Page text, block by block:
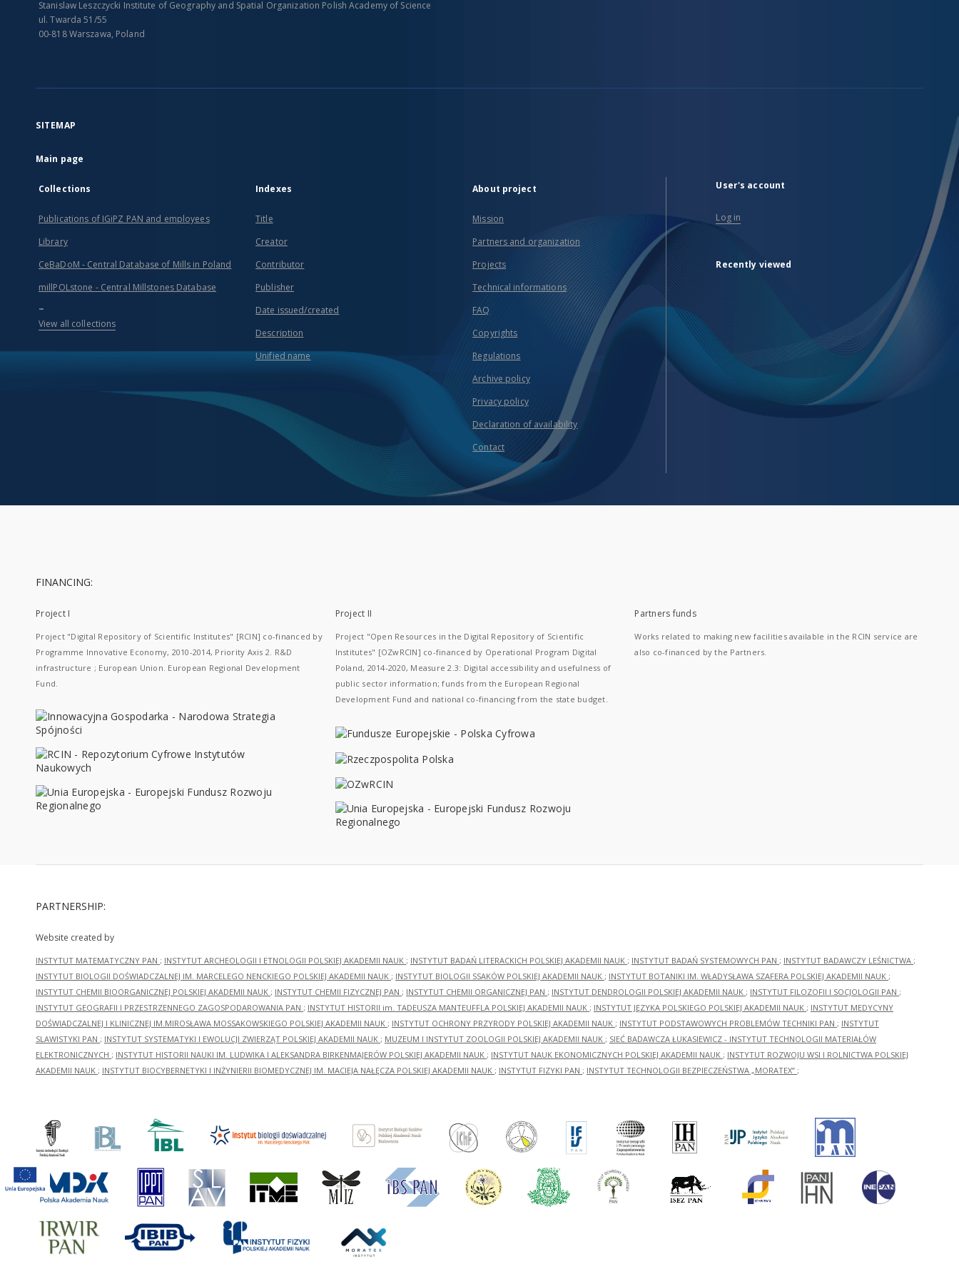
Stanislaw Leszczycki Institute of Geography and Spatial Organization Polish Academy of Science
ul. Twarda 51/55
00-818 Warszawa, Poland
SITEMAP
Main page
Collections
Publications of IGiPZ PAN and employees
Library
CeBaDoM - Central Database of Mills in Poland
millPOLstone - Central Millstones Database
...
View all collections
Indexes
Title
Creator
Contributor
Publisher
Date issued/created
Description
Unified name
About project
Mission
Partners and organization
Projects
Technical informations
FAQ
Copyrights
Regulations
Archive policy
Privacy policy
Declaration of availability
Contact
User's account
Log in
Recently viewed
FINANCING:
Project I
Project "Digital Repository of Scientific Institutes" [RCIN] co-financed by
Programme Innovative Economy, 2010-2014, Priority Axis 2. R&D
infrastructure ; European Union. European Regional Development
Fund.
Project II
Project "Open Resources in the Digital Repository of Scientific
Institutes" [OZwRCIN] co-financed by Operational Program Digital
Poland, 2014-2020, Measure 2.3: Digital accessibility and usefulness of
public sector information; funds from the European Regional
Development Fund and national co-financing from the state budget.
Partners funds
Works related to making new facilities available in the RCIN service are
also co-financed by the Partners.
PARTNERSHIP:
Website created by
INSTYTUT MATEMATYCZNY PAN ; INSTYTUT ARCHEOLOGII I ETNOLOGII POLSKIEJ AKADEMII NAUK ; INSTYTUT BADAŃ LITERACKICH POLSKIEJ AKADEMII NAUK ; INSTYTUT BADAŃ SYSTEMOWYCH PAN ; INSTYTUT BADAWCZY LEŚNICTWA ;
INSTYTUT BIOLOGII DOŚWIADCZALNEJ IM. MARCELEGO NENCKIEGO POLSKIEJ AKADEMII NAUK ; INSTYTUT BIOLOGII SSAKÓW POLSKIEJ AKADEMII NAUK ; INSTYTUT BOTANIKI IM. WŁADYSŁAWA SZAFERA POLSKIEJ AKADEMII NAUK ;
INSTYTUT CHEMII BIOORGANICZNEJ POLSKIEJ AKADEMII NAUK ; INSTYTUT CHEMII FIZYCZNEJ PAN ; INSTYTUT CHEMII ORGANICZNEJ PAN ; INSTYTUT DENDROLOGII POLSKIEJ AKADEMII NAUK ; INSTYTUT FILOZOFII I SOCJOLOGII PAN ;
INSTYTUT GEOGRAFII I PRZESTRZENNEGO ZAGOSPODAROWANIA PAN ; INSTYTUT HISTORII im. TADEUSZA MANTEUFFLA POLSKIEJ AKADEMII NAUK ; INSTYTUT JĘZYKA POLSKIEGO POLSKIEJ AKADEMII NAUK ; INSTYTUT MEDYCYNY
DOŚWIADCZALNEJ I KLINICZNEJ IM.MIROSŁAWA MOSSAKOWSKIEGO POLSKIEJ AKADEMII NAUK ; INSTYTUT OCHRONY PRZYRODY POLSKIEJ AKADEMII NAUK ; INSTYTUT PODSTAWOWYCH PROBLEMÓW TECHNIKI PAN ; INSTYTUT
SLAWISTYKI PAN ; INSTYTUT SYSTEMATYKI I EWOLUCJI ZWIERZĄT POLSKIEJ AKADEMII NAUK ; MUZEUM I INSTYTUT ZOOLOGII POLSKIEJ AKADEMII NAUK ; SIEĆ BADAWCZA ŁUKASIEWICZ - INSTYTUT TECHNOLOGII MATERIAŁÓW
ELEKTRONICZNYCH ; INSTYTUT HISTORII NAUKI IM. LUDWIKA I ALEKSANDRA BIRKENMAJERÓW POLSKIEJ AKADEMII NAUK ; INSTYTUT NAUK EKONOMICZNYCH POLSKIEJ AKADEMII NAUK ; INSTYTUT ROZWOJU WSI I ROLNICTWA POLSKIEJ
AKADEMII NAUK ; INSTYTUT BIOCYBERNETYKI I INŻYNIERII BIOMEDYCZNEJ IM. MACIEJA NAŁĘCZA POLSKIEJ AKADEMII NAUK ; INSTYTUT FIZYKI PAN ; INSTYTUT TECHNOLOGII BEZPIECZEŃSTWA „MORATEX” ;